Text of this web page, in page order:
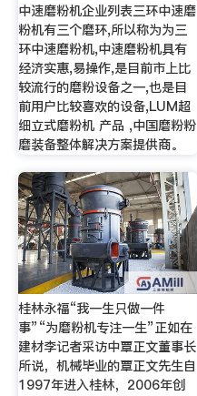
中速磨粉机企业列表三环中速磨
粉机有三个磨环,所以称为为三
环中速磨粉机,中速磨粉机具有
经济实惠,易操作,是目前市上比
较流行的磨粉设备之一,也是目
前用户比较喜欢的设备,LUM超
细立式磨粉机 产品 ,中国磨粉粉
磨装备整体解决方案提供商。
桂林永福“我一生只做一件
事”“为磨粉机专注一生”正如在
建材李记者采访中覃正文董事长
所说，机械毕业的覃正文先生自
1997年进入桂林，2006年创